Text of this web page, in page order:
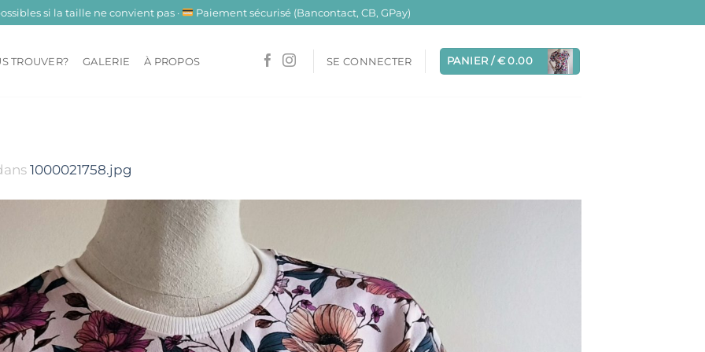
si la taille ne convient pas · Paiement sécurisé (Bancontact, CB, GPay)
TROUVER? GALERIE À PROPOS SE CONNECTER PANIER /€0.00
1000021758.jpg